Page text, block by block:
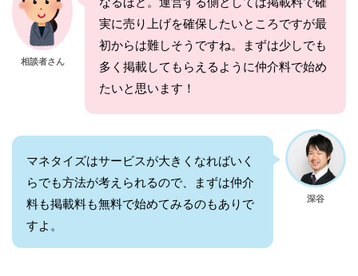
相談者さん
実に売り上げを確保したいところですが最
初からは難しそうですね。まずは少しでも
多く掲載してもらえるように仲介料で始め
たいと思います！
深谷
マネタイズはサービスが大きくなればいく
らでも方法が考えられるので、まずは仲介
料も掲載料も無料で始めてみるのもありで
すよ。